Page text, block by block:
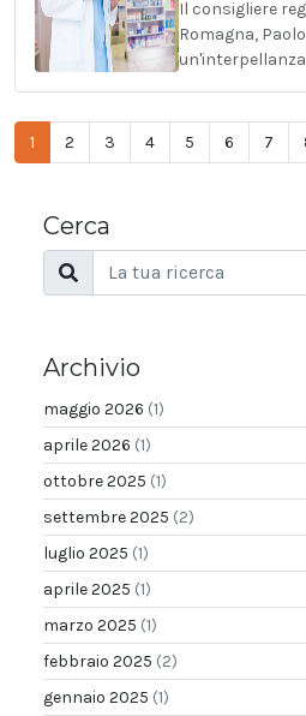
Il consigliere
Romagna,
1 2 3 4 5 6 7
Cerca
Archivio
maggio 2026 (1)
aprile 2026 (1)
ottobre 2025 (1)
settembre 2025 (2)
luglio 2025 (1)
aprile 2025 (1)
marzo 2025 (1)
febbraio 2025 (2)
gennaio 2025 (1)